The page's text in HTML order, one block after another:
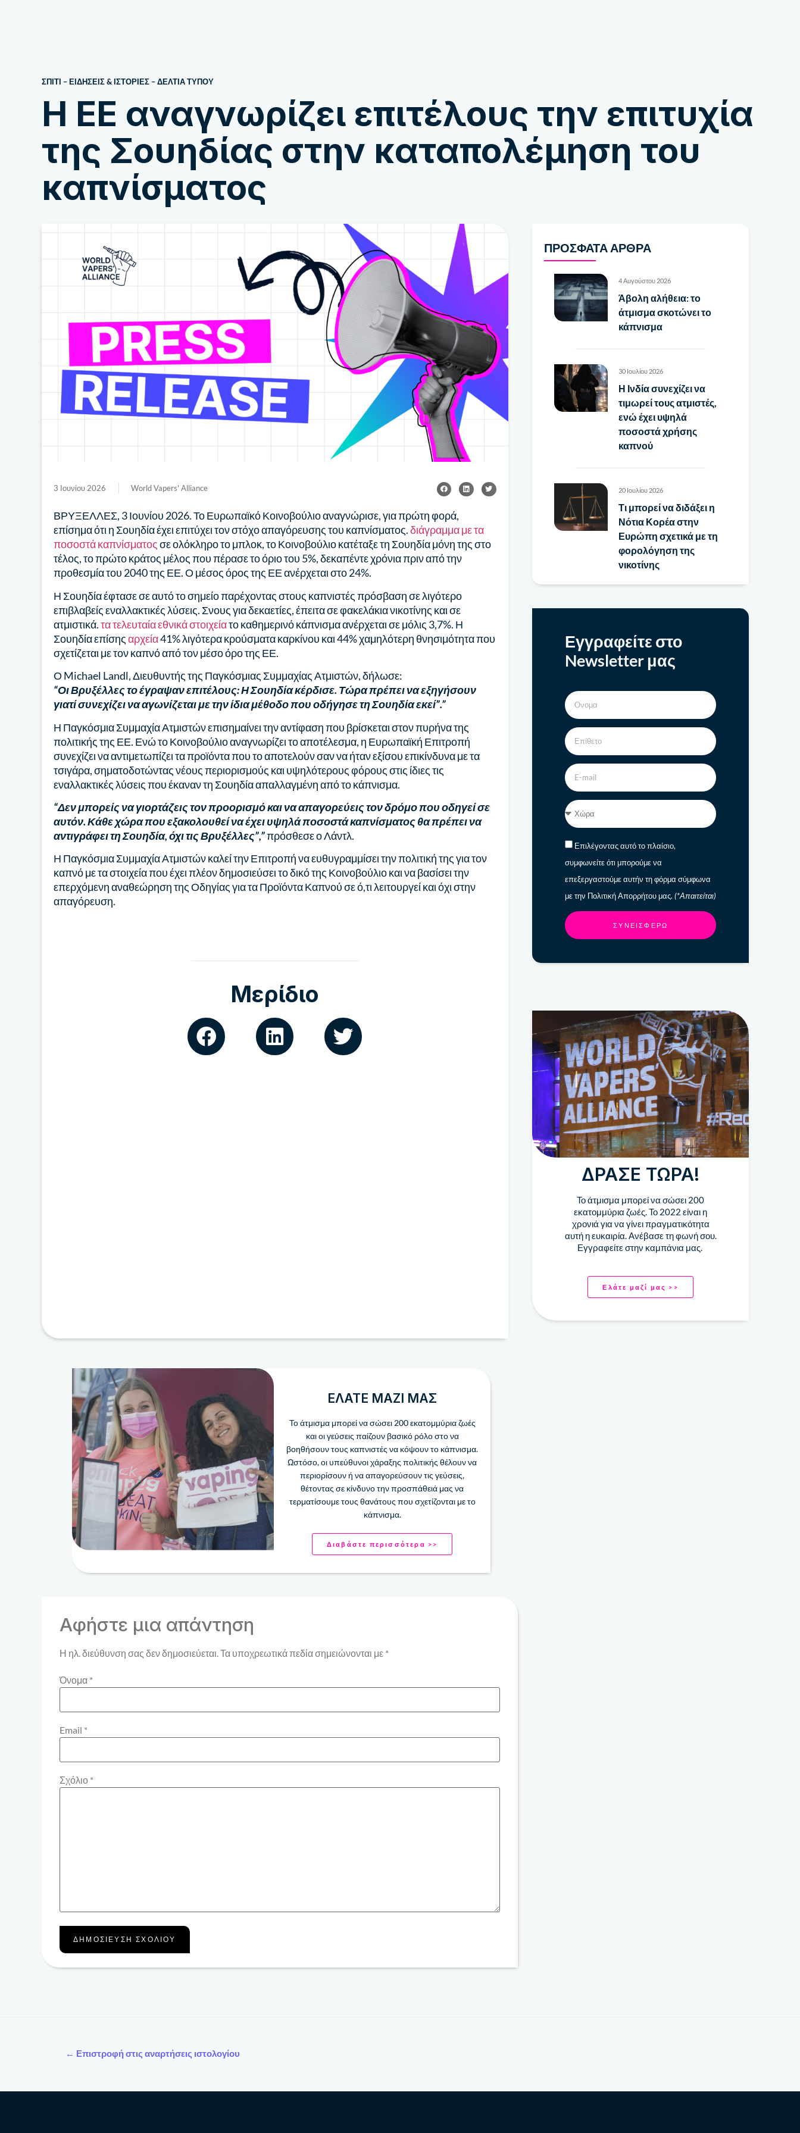
ΣΠΙΤΙ –ΕΙΔΗΣΕΙΣ & ΙΣΤΟΡΙΕΣ –ΔΕΛΤΊΑ ΤΎΠΟΥ
Η ΕΕ αναγνωρίζει επιτέλους την επιτυχία
της Σουηδίας στην καταπολέμηση του
καπνίσματος
3 Ιουνίου 2026 World Vapers' Alliance
ΒΡΥΞΕΛΛΕΣ, 3 Ιουνίου 2026. Το Ευρωπαϊκό Κοινοβούλιο αναγνώρισε, για πρώτη φορά,
επίσημα ότι η Σουηδία έχει επιτύχει τον στόχο απαγόρευσης του καπνίσματος.διάγραμμα με τα
ποσοστά καπνίσματοςσε ολόκληρο το μπλοκ, το Κοινοβούλιο κατέταξε τη Σουηδία μόνη της στο
τέλος, το πρώτο κράτος μέλος που πέρασε το όριο του 5%, δεκαπέντε χρόνια πριν από την
προθεσμία του 2040 της ΕΕ. Ο μέσος όρος της ΕΕ ανέρχεται στο 24%.
Η Σουηδία έφτασε σε αυτό το σημείο παρέχοντας στους καπνιστές πρόσβαση σε λιγότερο
επιβλαβείς εναλλακτικές λύσεις. Σνους για δεκαετίες, έπειτα σε φακελάκια νικοτίνης και σε
ατμιστικά.τα τελευταία εθνικά στοιχείατο καθημερινό κάπνισμα ανέρχεται σε μόλις 3,7%. Η
Σουηδία επίσηςαρχεία41% λιγότερα κρούσματα καρκίνου και 44% χαμηλότερη θνησιμότητα που
σχετίζεται με τον καπνό από τον μέσο όρο της ΕΕ.
Ο Michael Landl, Διευθυντής της Παγκόσμιας Συμμαχίας Ατμιστών, δήλωσε:
“Οι Βρυξέλλες το έγραψαν επιτέλους: Η Σουηδία κέρδισε. Τώρα πρέπει να εξηγήσουν
γιατί συνεχίζει να αγωνίζεται με την ίδια μέθοδο που οδήγησε τη Σουηδία εκεί”.”
Η Παγκόσμια Συμμαχία Ατμιστών επισημαίνει την αντίφαση που βρίσκεται στον πυρήνα της
πολιτικής της ΕΕ. Ενώ το Κοινοβούλιο αναγνωρίζει το αποτέλεσμα, η Ευρωπαϊκή Επιτροπή
συνεχίζει να αντιμετωπίζει τα προϊόντα που το αποτελούν σαν να ήταν εξίσου επικίνδυνα με τα
τσιγάρα, σηματοδοτώντας νέους περιορισμούς και υψηλότερους φόρους στις ίδιες τις
εναλλακτικές λύσεις που έκαναν τη Σουηδία απαλλαγμένη από το κάπνισμα.
“Δεν μπορείς να γιορτάζεις τον προορισμό και να απαγορεύεις τον δρόμο που οδηγεί σε
αυτόν. Κάθε χώρα που εξακολουθεί να έχει υψηλά ποσοστά καπνίσματος θα πρέπει να
αντιγράφει τη Σουηδία, όχι τις Βρυξέλλες”,”πρόσθεσε ο Λάντλ.
Η Παγκόσμια Συμμαχία Ατμιστών καλεί την Επιτροπή να ευθυγραμμίσει την πολιτική της για τον
καπνό με τα στοιχεία που έχει πλέον δημοσιεύσει το δικό της Κοινοβούλιο και να βασίσει την
επερχόμενη αναθεώρηση της Οδηγίας για τα Προϊόντα Καπνού σε ό,τι λειτουργεί και όχι στην
απαγόρευση.
Μερίδιο
ΠΡΌΣΦΑΤΑ ΆΡΘΡΑ
4 Αυγούστου 2026
Άβολη αλήθεια: το
άτμισμα σκοτώνει το
κάπνισμα
30 Ιουλίου 2026
Η Ινδία συνεχίζει να
τιμωρεί τους ατμιστές,
ενώ έχει υψηλά
ποσοστά χρήσης
καπνού
20 Ιουλίου 2026
Τι μπορεί να διδάξει η
Νότια Κορέα στην
Ευρώπη σχετικά με τη
φορολόγηση της
νικοτίνης
Εγγραφείτε στο
Newsletter μας
Επιλέγοντας αυτό το πλαίσιο,
συμφωνείτε ότι μπορούμε να
επεξεργαστούμε αυτήν τη φόρμα σύμφωνα
με την Πολιτική Απορρήτου μας. (*Απαιτείται)
ΣΥΝΕΙΣΦΈΡΩ
ΔΡΆΣΕ ΤΏΡΑ!
Το άτμισμα μπορεί να σώσει 200
εκατομμύρια ζωές. Το 2022 είναι η
χρονιά για να γίνει πραγματικότητα
αυτή η ευκαιρία. Ανέβασε τη φωνή σου.
Εγγραφείτε στην καμπάνια μας.
Ελάτε μαζί μας >>
ΕΛΆΤΕ ΜΑΖΊ ΜΑΣ
Το άτμισμα μπορεί να σώσει 200 ​​εκατομμύρια ζωές
και οι γεύσεις παίζουν βασικό ρόλο στο να
βοηθήσουν τους καπνιστές να κόψουν το κάπνισμα.
Ωστόσο, οι υπεύθυνοι χάραξης πολιτικής θέλουν να
περιορίσουν ή να απαγορεύσουν τις γεύσεις,
θέτοντας σε κίνδυνο την προσπάθειά μας να
τερματίσουμε τους θανάτους που σχετίζονται με το
κάπνισμα.
Διαβάστε περισσότερα >>
Αφήστε μια απάντηση
Η ηλ. διεύθυνση σας δεν δημοσιεύεται.Τα υποχρεωτικά πεδία σημειώνονται με *
Όνομα *
Email *
Σχόλιο *
← Επιστροφή στις αναρτήσεις ιστολογίου